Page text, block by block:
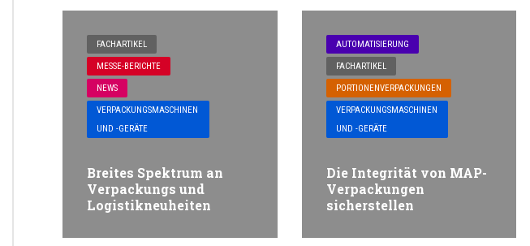
FACHARTIKEL
MESSE-BERICHTE
NEWS
VERPACKUNGSMASCHINEN
UND -GERÄTE
Breites Spektrum an
Verpackungs und
Logistikneuheiten
AUTOMATISIERUNG
FACHARTIKEL
PORTIONENVERPACKUNGEN
VERPACKUNGSMASCHINEN
UND -GERÄTE
Die Integrität von MAP-
Verpackungen
sicherstellen